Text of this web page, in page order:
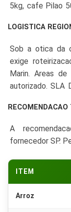
5kg, cafe Pilao
400g, sardinha
LOGISTICA
Sob a otica da
exige
Marin. Areas
autorizado. SLA
RECOMENDACAO
A
fornecedor SP.
ITEM
Arroz